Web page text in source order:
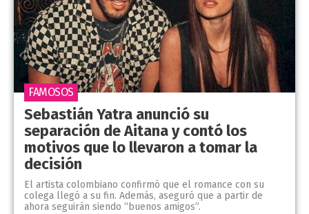
Sebastián Yatra anunció su
separación de Aitana y contó los
motivos que lo llevaron a tomar la
decisión
El artista colombiano confirmó que el romance con su
colega llegó a su fin. Además, aseguró que a partir de
ahora seguirán siendo “buenos amigos”.
FAMOSOS